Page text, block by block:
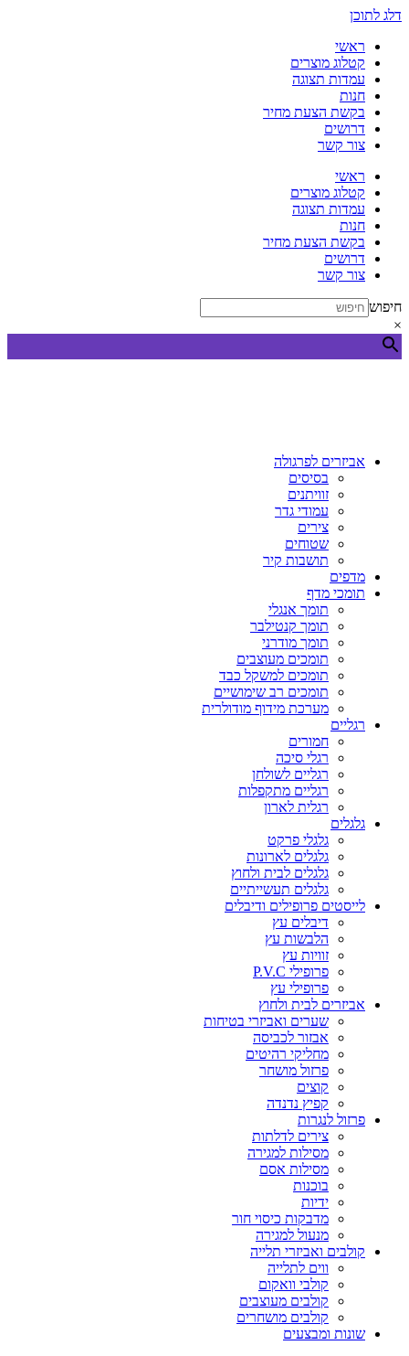
דלג לתוכן
ראשי
קטלוג מוצרים
עמדות תצוגה
חנות
בקשת הצעת מחיר
דרושים
צור קשר
ראשי
קטלוג מוצרים
עמדות תצוגה
חנות
בקשת הצעת מחיר
דרושים
צור קשר
חיפוש
×
אביזרים לפרגולה
בסיסים
זוויתנים
עמודי גדר
צירים
שטוחים
תושבות קיר
מדפים
תומכי מדף
תומך אנגלי
תומך קנטילבר
תומך מודרני
תומכים מעוצבים
תומכים למשקל כבד
תומכים רב שימושיים
מערכת מידוף מודולרית
רגליים
חמורים
רגלי סיכה
רגליים לשולחן
רגליים מתקפלות
רגלית לארון
גלגלים
גלגלי פרקט
גלגלים לארונות
גלגלים לבית ולחוץ
גלגלים תעשייתיים
לייסטים פרופילים ודיבלים
דיבלים עץ
הלבשות עץ
זוויות עץ
פרופילי P.V.C
פרופילי עץ
אביזרים לבית ולחוץ
שערים ואביזרי בטיחות
אבזור לכביסה
מחליקי רהיטים
פרזול מושחר
קוצים
קפיץ נדנדה
פרזול לנגרות
צירים לדלתות
מסילות למגירה
מסילות אסם
בוכנות
ידיות
מדבקות כיסוי חור
מנעול למגירה
קולבים ואביזרי תלייה
ווים לתלייה
קולבי וואקום
קולבים מעוצבים
קולבים מושחרים
שונות ומבצעים